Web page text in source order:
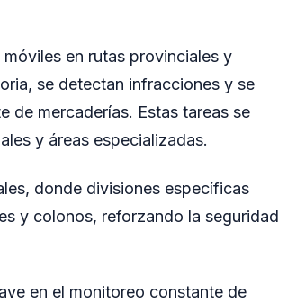
en rutas provinciales y
se detectan infracciones y se
de mercaderías. Estas tareas se
y áreas especializadas.
donde divisiones específicas
y colonos, reforzando la seguridad
en el monitoreo constante de